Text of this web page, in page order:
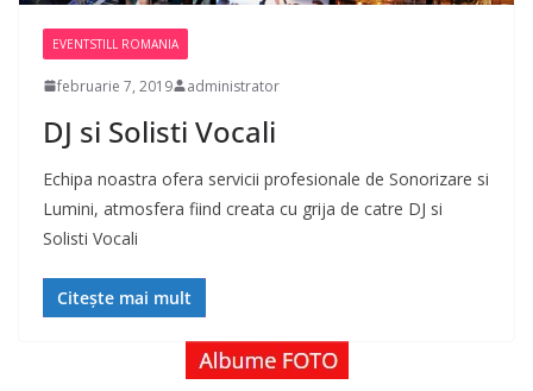
EVENTSTILL ROMANIA
februarie 7, 2019 administrator
DJ si Solisti Vocali
Echipa noastra ofera servicii profesionale de Sonorizare si
Lumini, atmosfera fiind creata cu grija de catre DJ si
Solisti Vocali
Citește mai mult